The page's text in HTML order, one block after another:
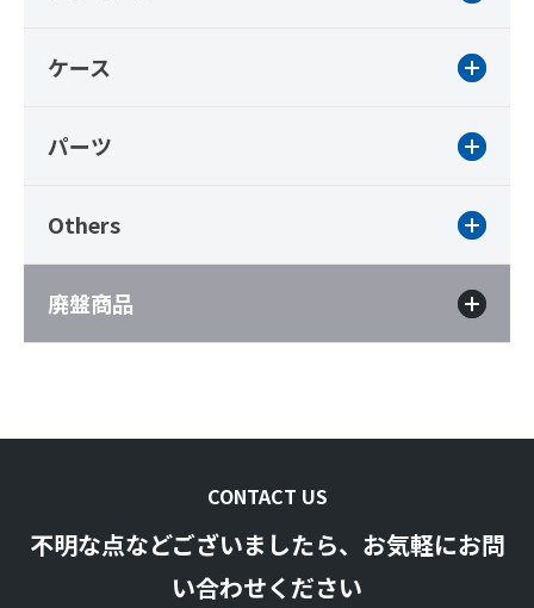
ケース
パーツ
Others
廃盤商品
CONTACT US
不明な点などございましたら、お気軽にお問
い合わせください